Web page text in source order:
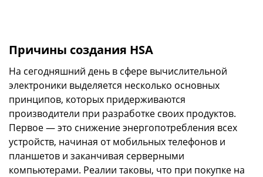
Причины создания HSA
На сегодняшний день в сфере вычислительной
электроники выделяется несколько основных
принципов, которых придерживаются
производители при разработке своих продуктов.
Первое — это снижение энергопотребления всех
устройств, начиная от мобильных телефонов и
планшетов и заканчивая серверными
компьютерами. Реалии таковы, что при покупке на